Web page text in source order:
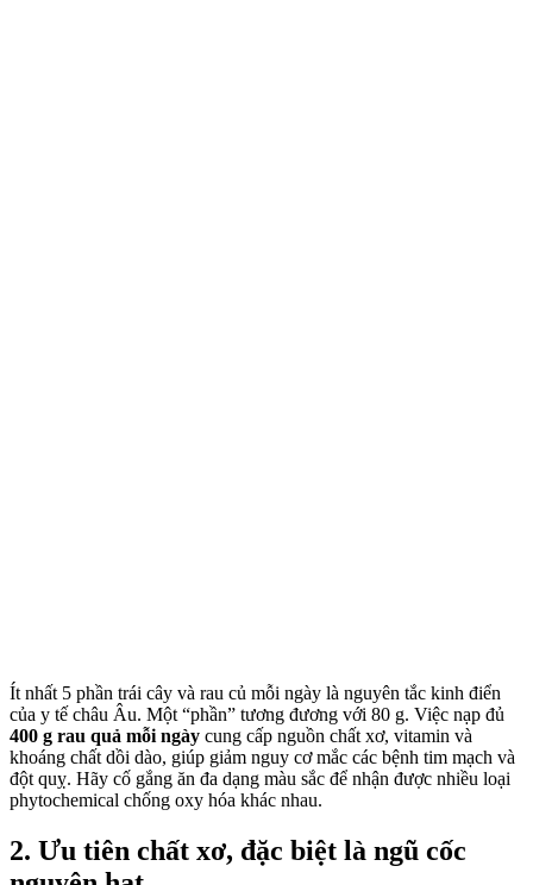
Ít nhất 5 phần trái cây và rau củ mỗi ngày là nguyên tắc kinh điển
của y tế châu Âu. Một “phần” tương đương với 80 g. Việc nạp đủ
400 g rau quả mỗi ngày cung cấp nguồn chất xơ, vitamin và
khoáng chất dồi dào, giúp giảm nguy cơ mắc các bệnh tim mạch và
đột quỵ. Hãy cố gắng ăn đa dạng màu sắc để nhận được nhiều loại
phytochemical chống oxy hóa khác nhau.
2. Ưu tiên chất xơ, đặc biệt là ngũ cốc